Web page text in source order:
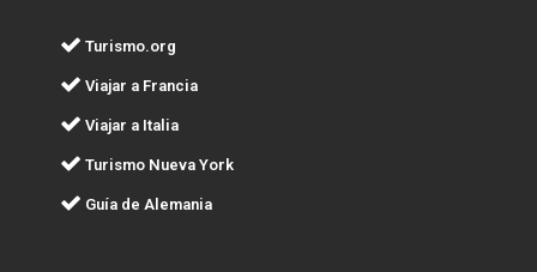
Turismo.org
Viajar a Francia
Viajar a Italia
Turismo Nueva York
Guía de Alemania